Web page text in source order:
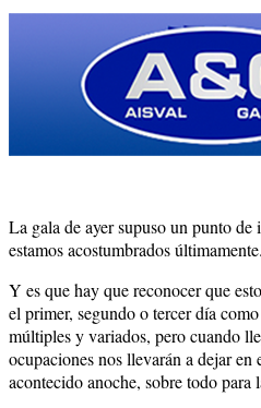
La gala de ayer supuso un punto de
estamos acostumbrados últimamente.
Y es que hay que reconocer que
el primer, segundo o tercer día
múltiples y variados, pero cuando
ocupaciones nos llevarán a dejar
acontecido anoche, sobre todo para